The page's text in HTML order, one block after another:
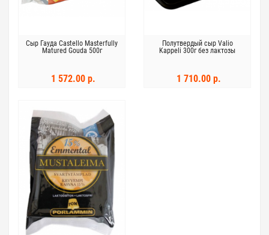
Сыр Гауда Castello Masterfully
Matured Gouda 500г
1 572.00 р.
Полутвердый сыр Valio
Kappeli 300г без лактозы
1 710.00 р.